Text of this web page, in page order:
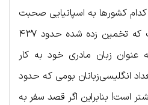
کشورها به اسپانیایی صحبت
می‌کنند؟ در ابتدا باید گفت که تخمین زده شده حدود ۴۳۷
عنوان زبان مادری خود به کار
انگلیسی‌زبانان بومی که حدود
است! بنابراین اگر قصد سفر به